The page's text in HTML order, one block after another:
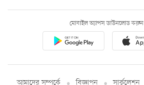
মোবাইল অ্যাপস ডাউনলোড করুন
আমাদের সম্পর্কে বিজ্ঞাপন সার্কুলেশন